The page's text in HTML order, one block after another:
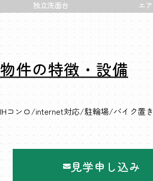
独立洗面台
エ
物件の特徴・設備
IHコンロ internet対応 駐輪場 バイク置
見学申し込み